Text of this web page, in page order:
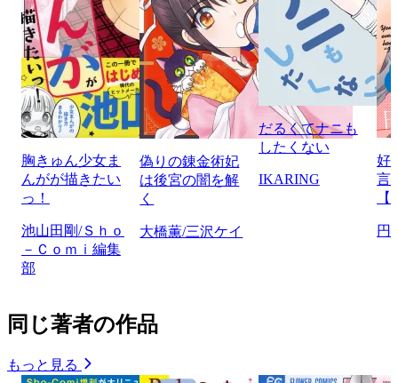
胸きゅん少女ま
んがが描きたい
っ！
池山田剛/Ｓｈｏ
－Ｃｏｍｉ編集
部
偽りの錬金術妃
は後宮の闇を解
く
大橋薫/三沢ケイ
だるくてナニも
したくない
IKARING
好
言
円
同じ著者の作品
もっと見る